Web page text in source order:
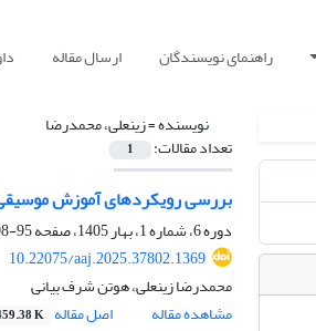
راهنمای نویسندگان ارسال مقاله
نویسنده =زینعلی، محمدرضا
تعداد مقالات: 1
بررسی رویکردهای آموزش
دوره 6، شماره 1، بهار 1405، صفحه
95-108
10.22075/aaj.2025.37802.1369
محمدرضا زینعلی، هوتن شرف بیانی
مشاهده مقاله
اصل مقاله K